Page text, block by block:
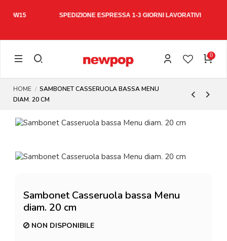
SPEDIZIONE ESPRESSA 1-3 GIORNI LAVORATIVI
0
HOME
SAMBONET CASSERUOLA BASSA MENU
DIAM. 20 CM
Sambonet Casseruola bassa Menu
diam. 20 cm
NON DISPONIBILE